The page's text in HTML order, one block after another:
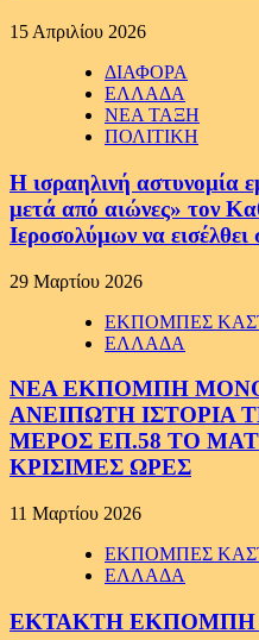
15 Απριλίου 2026
ΔΙΑΦΟΡΑ
ΕΛΛΑΔΑ
ΝΕΑ ΤΑΞΗ
ΠΟΛΙΤΙΚΗ
Η ισραηλινή αστυνομία
μετά από αιώνες» τον
Ιεροσολύμων να
29 Μαρτίου 2026
ΕΚΠΟΜΠΕΣ
ΕΛΛΑΔΑ
ΝΕΑ ΕΚΠΟΜΠΗ
ΑΝΕΙΠΩΤΗ ΙΣΤΟΡΙΑ
ΜΕΡΟΣ ΕΠ.58 ΤΟ
ΚΡΙΣΙΜΕΣ ΩΡΕΣ
11 Μαρτίου 2026
ΕΚΠΟΜΠΕΣ
ΕΛΛΑΔΑ
ΕΚΤΑΚΤΗ ΕΚΠΟΜΠΗ